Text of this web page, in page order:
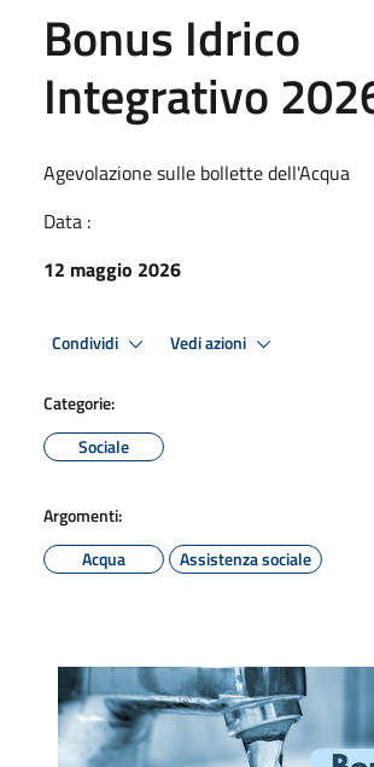
Bonus Idrico
Integrativo
Agevolazione sulle bollette dell'Acqua
Data :
12 maggio 2026
Condividi Vedi azioni
Categorie:
Sociale
Argomenti:
Acqua
Assistenza sociale